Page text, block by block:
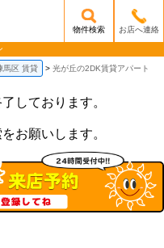
head-logo.png
物件検索 お店へ連絡
馬区 賃貸 光が丘の2DK賃貸アパート
しております。
お願いします。